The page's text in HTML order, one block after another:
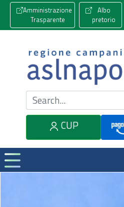
Amministrazione
Trasparente
Albo
pretorio
Cerca nel sito
CUP